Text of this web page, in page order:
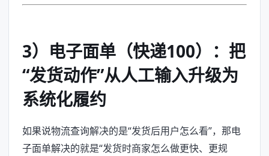
3）电子面单（快递100）：把
“发货动作”从人工输入升级为
系统化履约
如果说物流查询解决的是“发货后用户怎么看”，那电
子面单解决的就是“发货时商家怎么做更快、更规